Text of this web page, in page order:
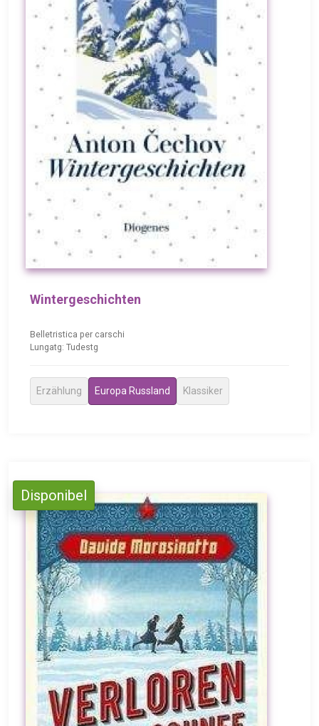
Wintergeschichten
Belletristica per carschi
Lungatg: Tudestg
Erzählung Europa Russland Klassiker
Disponibel